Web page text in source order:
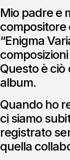
Mio padre e
compositore
“Enigma
Questo è
album.
Quando ho
ci siamo
registrato
quella